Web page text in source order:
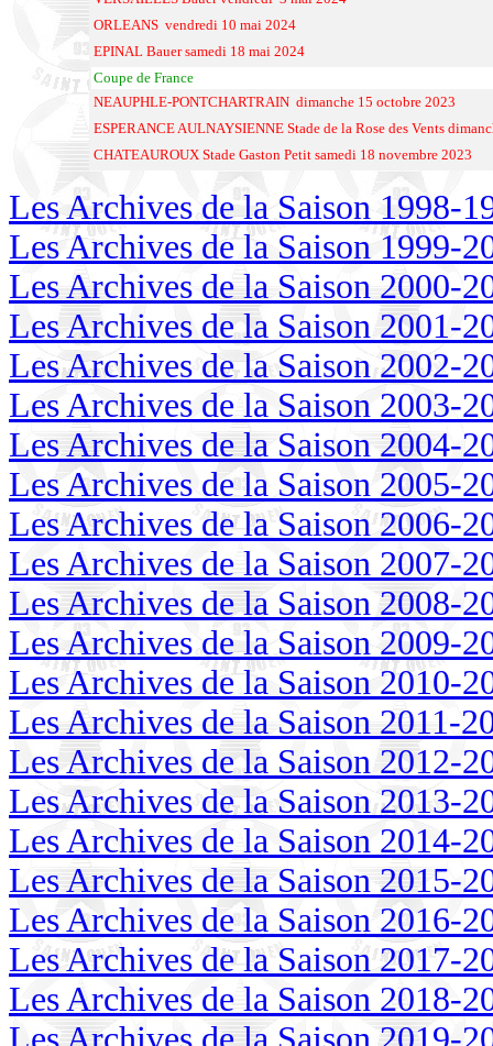
ORLEANS vendredi 10 mai 2024
EPINAL Bauer samedi 18 mai 2024
Coupe de France
NEAUPHLE-PONTCHARTRAIN dimanche 15 octobre 2023
ESPERANCE AULNAYSIENNE Stade de la Rose des Vents
CHATEAUROUX Stade Gaston Petit samedi 18 novembre 2023
Les Archives de la Saison 1998-
Les Archives de la Saison 1999-
Les Archives de la Saison 2000-
Les Archives de la Saison 2001-
Les Archives de la Saison 2002-
Les Archives de la Saison 2003-
Les Archives de la Saison 2004-
Les Archives de la Saison 2005-
Les Archives de la Saison 2006-
Les Archives de la Saison 2007-
Les Archives de la Saison 2008-
Les Archives de la Saison 2009-
Les Archives de la Saison 2010-
Les Archives de la Saison 2011-
Les Archives de la Saison 2012-
Les Archives de la Saison 2013-
Les Archives de la Saison 2014-
Les Archives de la Saison 2015-
Les Archives de la Saison 2016-
Les Archives de la Saison 2017-
Les Archives de la Saison 2018-